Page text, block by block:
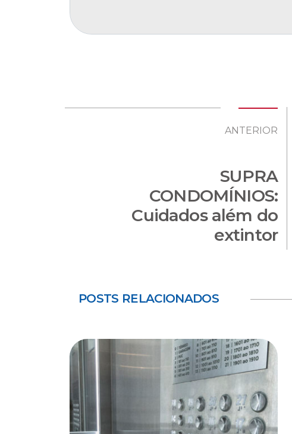
ANTERIOR
SUPRA
CONDOMÍNIOS:
Cuidados além do
extintor
POSTS RELACIONADOS